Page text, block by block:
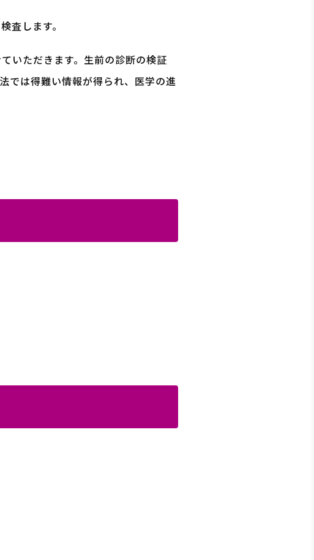
査します。
いただきます。生前の診断の検証
では得難い情報が得られ、医学の進